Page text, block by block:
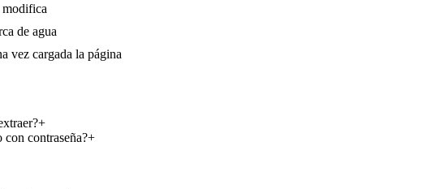
de agua
vez cargada la página
+
contraseña?+